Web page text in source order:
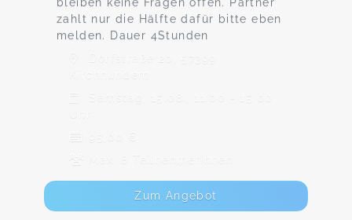
zahlt nur die Hälfte dafür bitte eben
melden. Dauer 4Stunden
Dorfstraße 20, 57399
Kirchhundem
Samstag, 15.08., 11:00 - 15:00
95,00 €
Max. 8 TeilnehmerInnen
Zum Angebot